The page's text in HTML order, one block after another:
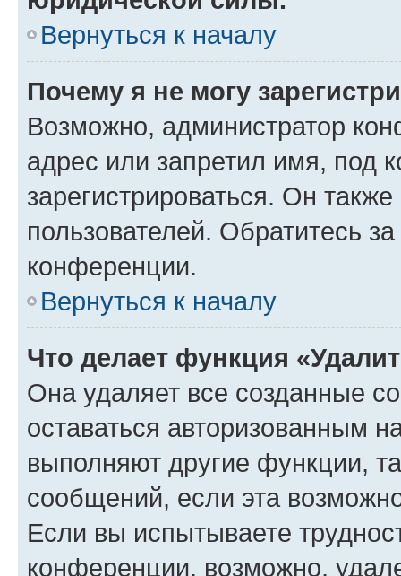
Вернуться к началу
Почему я не могу
Возможно, администратор
адрес или запретил имя, под
зарегистрироваться. Он
пользователей. Обратитесь
конференции.
Вернуться к началу
Что делает функция
Она удаляет все созданные
оставаться авторизованным
выполняют другие функции,
сообщений, если эта
Если вы испытываете
конференции, возможно,